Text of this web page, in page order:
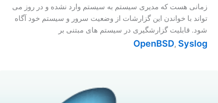
زمانی هست که مدیری سیستم به سیستم وارد نشده و در روز می
تواند با خواندن این گزارشات از وضعیت سرور و سیستم خود آگاه
شود. قابلیت گزارشگیری در سیستم های مبتنی بر
OpenBSD, Syslog